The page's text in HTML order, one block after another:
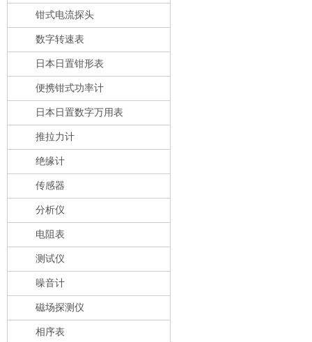
钳式电流探头
数字转速表
日本日置钳形表
便携钳式功率计
日本日置数字万用表
推拉力计
绝缘计
传感器
分析仪
电阻表
测试仪
噪音计
磁场探测仪
相序表